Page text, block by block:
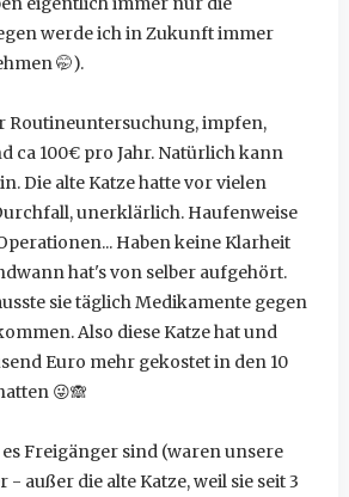
werde ich in Zukunft immer
🤭).
Routineuntersuchung, impfen,
ca 100€ pro Jahr. Natürlich kann
Die alte Katze hatte vor vielen
unerklärlich. Haufenweise
Haben keine Klarheit
hat's von selber aufgehört.
sie täglich Medikamente gegen
Also diese Katze hat und
Euro mehr gekostet in den 10
😜🙈
Freigänger sind (waren unsere
- außer die alte Katze, weil sie seit 3